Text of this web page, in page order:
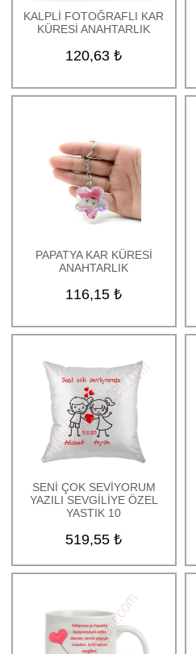
KALPLİ FOTOĞRAFLI KAR
KÜRESİ ANAHTARLIK
120,63 ₺
PAPATYA KAR KÜRESİ
ANAHTARLIK
116,15 ₺
SENİ ÇOK SEVİYORUM
YAZILI SEVGİLİYE ÖZEL
YASTIK 10
519,55 ₺